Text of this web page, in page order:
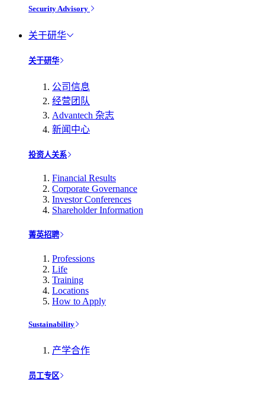
Security Advisory
关于研华
关于研华
公司信息
经营团队
Advantech 杂志
新闻中心
投资人关系
Financial Results
Corporate Governance
Investor Conferences
Shareholder Information
菁英招聘
Professions
Life
Training
Locations
How to Apply
Sustainability
产学合作
员工专区